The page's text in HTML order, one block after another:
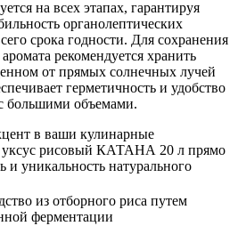
на всех этапах, гарантируя
органолептических
срока годности. Для сохранения
рекомендуется хранить
от прямых солнечных лучей
герметичность и удобство
большими объемами.
в ваши кулинарные
уксус рисовый КАТАНА 20 л прямо
и уникальность натурального
из отборного риса путем
ферментации